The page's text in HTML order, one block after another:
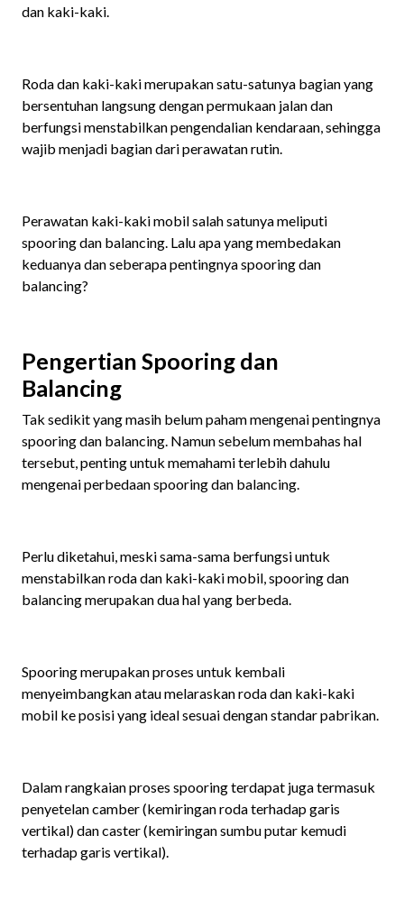
dan kaki-kaki.
Roda dan kaki-kaki merupakan satu-satunya bagian yang
bersentuhan langsung dengan permukaan jalan dan
berfungsi menstabilkan pengendalian kendaraan, sehingga
wajib menjadi bagian dari perawatan rutin.
Perawatan kaki-kaki mobil salah satunya meliputi
spooring dan balancing. Lalu apa yang membedakan
keduanya dan seberapa pentingnya spooring dan
balancing?
Pengertian Spooring dan
Balancing
Tak sedikit yang masih belum paham mengenai pentingnya
spooring dan balancing. Namun sebelum membahas hal
tersebut, penting untuk memahami terlebih dahulu
mengenai perbedaan spooring dan balancing.
Perlu diketahui, meski sama-sama berfungsi untuk
menstabilkan roda dan kaki-kaki mobil, spooring dan
balancing merupakan dua hal yang berbeda.
Spooring merupakan proses untuk kembali
menyeimbangkan atau melaraskan roda dan kaki-kaki
mobil ke posisi yang ideal sesuai dengan standar pabrikan.
Dalam rangkaian proses spooring terdapat juga termasuk
penyetelan camber (kemiringan roda terhadap garis
vertikal) dan caster (kemiringan sumbu putar kemudi
terhadap garis vertikal).